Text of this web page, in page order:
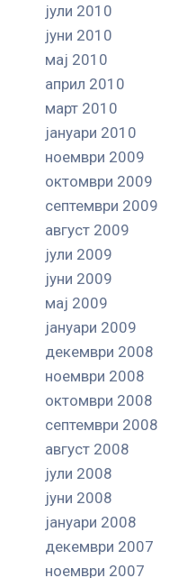
јули 2010
јуни 2010
мај 2010
април 2010
март 2010
јануари 2010
ноември 2009
октомври 2009
септември 2009
август 2009
јули 2009
јуни 2009
мај 2009
јануари 2009
декември 2008
ноември 2008
октомври 2008
септември 2008
август 2008
јули 2008
јуни 2008
јануари 2008
декември 2007
ноември 2007